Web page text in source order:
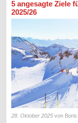
5 angesagte Ziele
2025/26
28. Oktober 2025 von